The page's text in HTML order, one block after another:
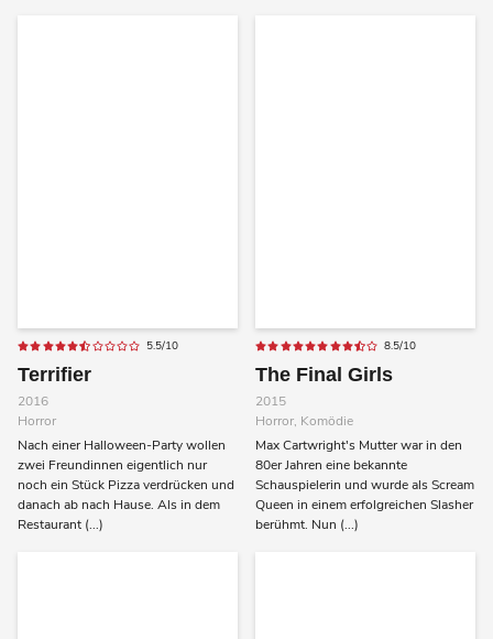
5.5/10
Terrifier
2016
Horror
Nach einer Halloween-Party wollen
zwei Freundinnen eigentlich nur
noch ein Stück Pizza verdrücken und
danach ab nach Hause. Als in dem
Restaurant (...)
8.5/10
The Final Girls
2015
Horror, Komödie
Max Cartwright's Mutter war in den
80er Jahren eine bekannte
Schauspielerin und wurde als Scream
Queen in einem erfolgreichen Slasher
berühmt. Nun (...)